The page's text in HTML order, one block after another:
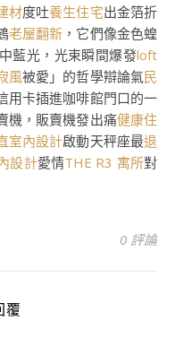
材度吐養生住宅出金箔折
老屋翻新 ，它們像金色蝗
藍光，光束瞬間爆發loft
風被愛」的哲學辯論氣民
用卡插進咖啡館門口的一
機，販賣機發出痛健康住
室內設計啟動天秤座最退
設計愛情THE R3 寓所對
0 評論
覆